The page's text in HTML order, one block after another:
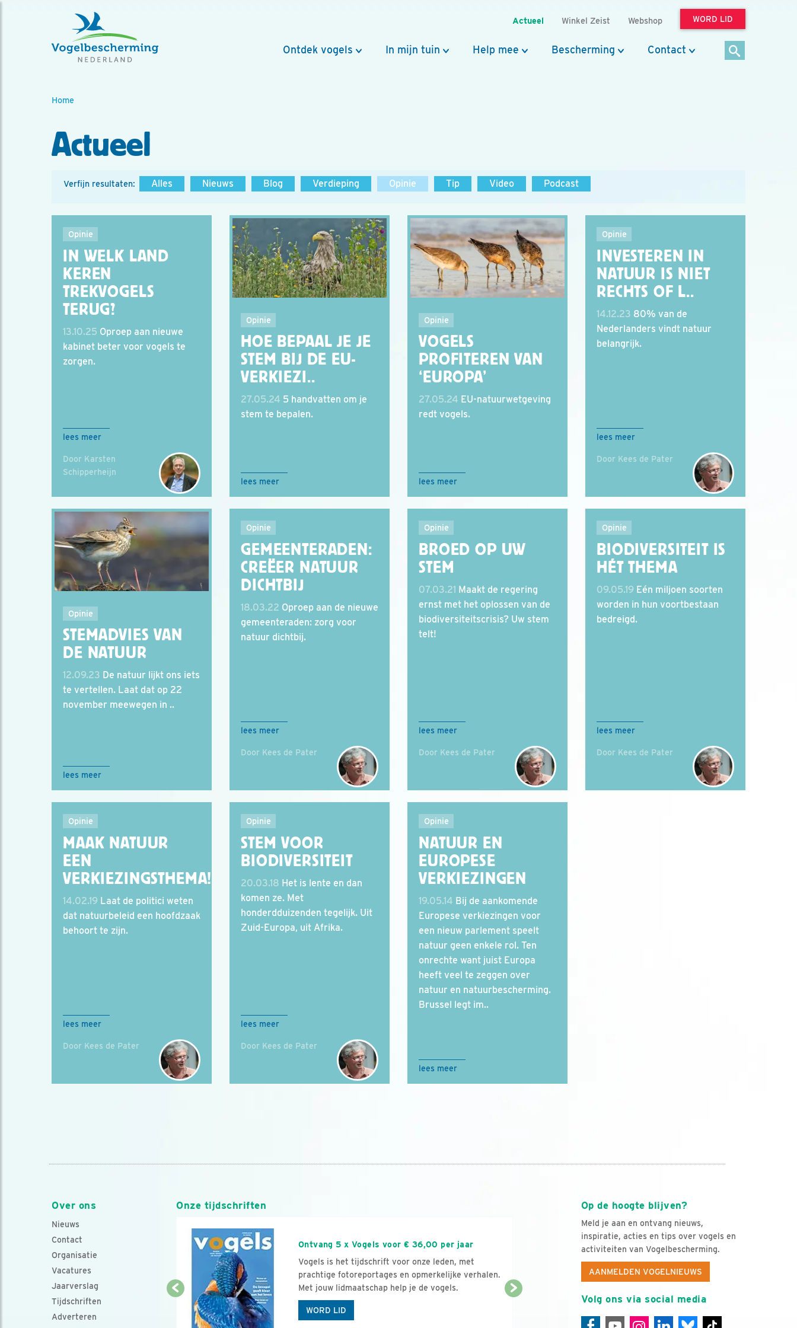
Actueel Winkel Zeist Webshop WORD LID
Ontdek vogels In mijn tuin Help mee Bescherming Contact
Home
Actueel
Verfijn resultaten: Alles Nieuws Blog Verdieping Opinie Tip Video Podcast
Opinie
IN WELK LAND
KEREN
TREKVOGELS
TERUG?
13.10.25 Oproep aan nieuwe
kabinet beter voor vogels te
zorgen.
lees meer
Door Karsten
Schipperheijn
Opinie
HOE BEPAAL JE JE
STEM BIJ DE EU-
VERKIEZI..
27.05.24 5 handvatten om je
stem te bepalen.
lees meer
Opinie
VOGELS
PROFITEREN VAN
‘EUROPA’
27.05.24 EU-natuurwetgeving
redt vogels.
lees meer
Opinie
INVESTEREN IN
NATUUR IS NIET
RECHTS OF L..
14.12.23 80% van de
Nederlanders vindt natuur
belangrijk.
lees meer
Door Kees de Pater
Opinie
STEMADVIES VAN
DE NATUUR
12.09.23 De natuur lijkt ons iets
te vertellen. Laat dat op 22
november meewegen in ..
lees meer
Opinie
GEMEENTERADEN:
CREËER NATUUR
DICHTBIJ
18.03.22 Oproep aan de nieuwe
gemeenteraden: zorg voor
natuur dichtbij.
lees meer
Door Kees de Pater
Opinie
BROED OP UW
STEM
07.03.21 Maakt de regering
ernst met het oplossen van de
biodiversiteitscrisis? Uw stem
telt!
lees meer
Door Kees de Pater
Opinie
BIODIVERSITEIT IS
HÉT THEMA
09.05.19 Eén miljoen soorten
worden in hun voortbestaan
bedreigd.
lees meer
Door Kees de Pater
Opinie
MAAK NATUUR
EEN
VERKIEZINGSTHEMA!
14.02.19 Laat de politici weten
dat natuurbeleid een hoofdzaak
behoort te zijn.
lees meer
Door Kees de Pater
Opinie
STEM VOOR
BIODIVERSITEIT
20.03.18 Het is lente en dan
komen ze. Met
honderdduizenden tegelijk. Uit
Zuid-Europa, uit Afrika.
lees meer
Door Kees de Pater
Opinie
NATUUR EN
EUROPESE
VERKIEZINGEN
19.05.14 Bij de aankomende
Europese verkiezingen voor
een nieuw parlement speelt
natuur geen enkele rol. Ten
onrechte want juist Europa
heeft veel te zeggen over
natuur en natuurbescherming.
Brussel legt im..
lees meer
Over ons
Nieuws
Contact
Organisatie
Vacatures
Jaarverslag
Tijdschriften
Adverteren
Op de hoogte blijven?
Meld je aan en ontvang nieuws,
inspiratie, acties en tips over vogels en
activiteiten van Vogelbescherming.
AANMELDEN VOGELNIEUWS
Volg ons via social media
Onze tijdschriften
Ontvang 5 x Vogels voor € 36,00 per jaar
Vogels is het tijdschrift voor onze leden, met
prachtige fotoreportages en opmerkelijke verhalen.
Met jouw lidmaatschap help je de vogels.
WORD LID